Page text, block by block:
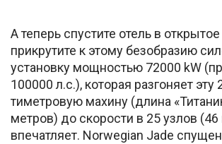
А теперь спустите отель в
прикрутите к этому безобразию
установку мощностью 72000 kW
100000 л.с.), которая разгоняет эту
тиметровую махину (длина
метров) до скорости в 25 узлов
впечатляет. Norwegian Jade